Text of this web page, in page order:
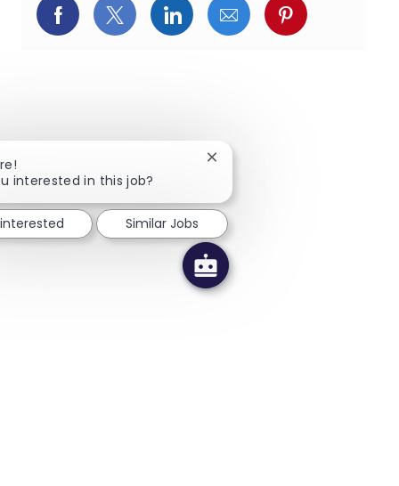
Facebookでシェア
X(旧Twitter)でシェア
LinkedInでシェア
メールでシェア
Pinterestで
interested in this job?
Close chatbot notification
Similar Jobs